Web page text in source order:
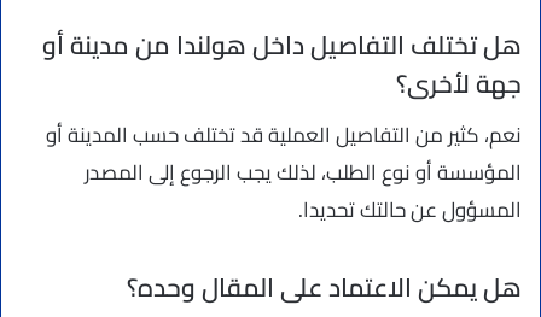
هل تختلف التفاصيل داخل هولندا من مدينة أو
جهة لأخرى؟
نعم، كثير من التفاصيل العملية قد تختلف حسب المدينة أو
المؤسسة أو نوع الطلب، لذلك يجب الرجوع إلى المصدر
المسؤول عن حالتك تحديدا.
هل يمكن الاعتماد على المقال وحده؟